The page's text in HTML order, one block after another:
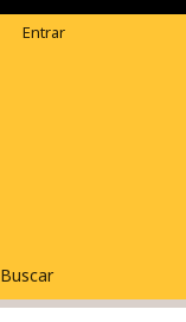
Buscar
Entrar